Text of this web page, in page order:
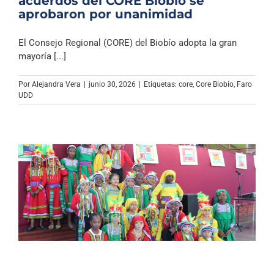
aprobaron por unanimidad
El Consejo Regional (CORE) del Biobío adopta la gran
mayoría [...]
Por Alejandra Vera junio 30, 2026 Etiquetas: core, Core Biobío, Faro
UDD